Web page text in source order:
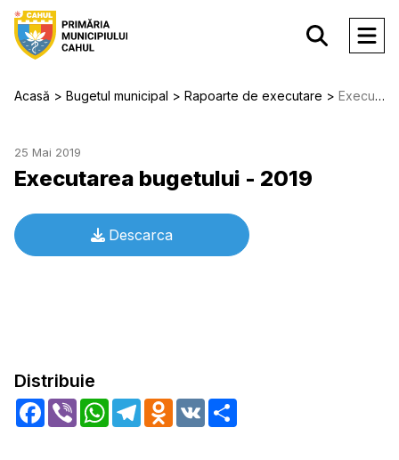
Acasă Bugetul municipal Rapoarte de executare Executarea bugetului - 2019
25 Mai 2019
Executarea bugetului - 2019
Descarca
Distribuie
Facebook
Viber WhatsApp
TelegramOdnoklassniki
VK